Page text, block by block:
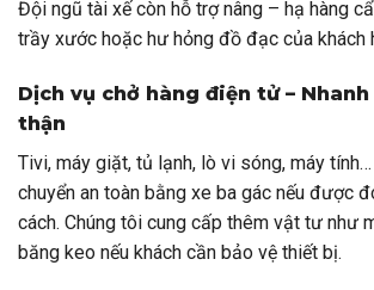
Đội ngũ tài xế còn hỗ trợ nâng – hạ hàng
trầy xước hoặc hư hỏng đồ đạc của khách
Dịch vụ chở hàng điện tử – Nhanh
thận
Tivi, máy giặt, tủ lạnh, lò vi sóng, máy
chuyển an toàn bằng xe ba gác nếu được
cách. Chúng tôi cung cấp thêm vật tư như
băng keo nếu khách cần bảo vệ thiết bị.